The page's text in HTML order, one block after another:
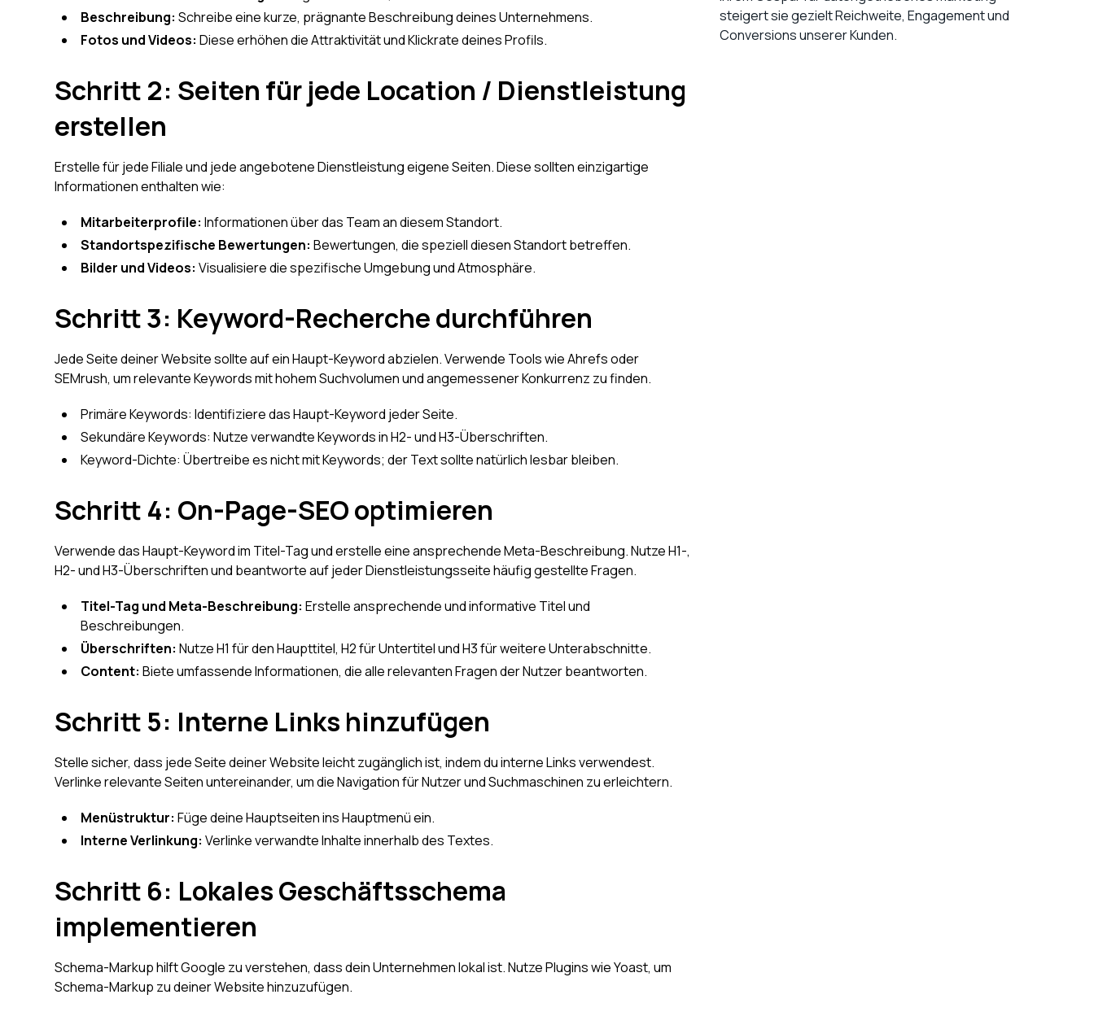
Beschreibung:Schreibe eine kurze, prägnante Beschreibung deines Unternehmens.
Fotos und Videos:Diese erhöhen die Attraktivität und Klickrate deines Profils.
Schritt 2: Seiten für jede Location / Dienstleistung
erstellen
Erstelle für jede Filiale und jede angebotene Dienstleistung eigene Seiten. Diese sollten einzigartige
Informationen enthalten wie:
Mitarbeiterprofile:Informationen über das Team an diesem Standort.
Standortspezifische Bewertungen:Bewertungen, die speziell diesen Standort betreffen.
Bilder und Videos:Visualisiere die spezifische Umgebung und Atmosphäre.
Schritt 3: Keyword-Recherche durchführen
Jede Seite deiner Website sollte auf ein Haupt-Keyword abzielen. Verwende Tools wie Ahrefs oder
SEMrush, um relevante Keywords mit hohem Suchvolumen und angemessener Konkurrenz zu finden.
Primäre Keywords: Identifiziere das Haupt-Keyword jeder Seite.
Sekundäre Keywords: Nutze verwandte Keywords in H2- und H3-Überschriften.
Keyword-Dichte: Übertreibe es nicht mit Keywords; der Text sollte natürlich lesbar bleiben.
Schritt 4: On-Page-SEO optimieren
Verwende das Haupt-Keyword im Titel-Tag und erstelle eine ansprechende Meta-Beschreibung. Nutze H1-,
H2- und H3-Überschriften und beantworte auf jeder Dienstleistungsseite häufig gestellte Fragen.
Titel-Tag und Meta-Beschreibung:Erstelle ansprechende und informative Titel und
Beschreibungen.
Überschriften:Nutze H1 für den Haupttitel, H2 für Untertitel und H3 für weitere Unterabschnitte.
Content:Biete umfassende Informationen, die alle relevanten Fragen der Nutzer beantworten.
Schritt 5: Interne Links hinzufügen
Stelle sicher, dass jede Seite deiner Website leicht zugänglich ist, indem du interne Links verwendest.
Verlinke relevante Seiten untereinander, um die Navigation für Nutzer und Suchmaschinen zu erleichtern.
Menüstruktur:Füge deine Hauptseiten ins Hauptmenü ein.
Interne Verlinkung:Verlinke verwandte Inhalte innerhalb des Textes.
Schritt 6: Lokales Geschäftsschema
implementieren
Schema-Markup hilft Google zu verstehen, dass dein Unternehmen lokal ist. Nutze Plugins wie Yoast, um
Schema-Markup zu deiner Website hinzuzufügen.
steigert sie gezielt Reichweite, Engagement und
Conversions unserer Kunden.